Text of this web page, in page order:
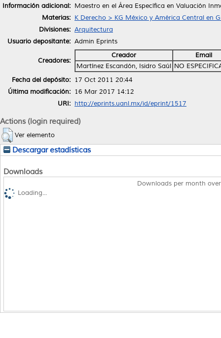
Información adicional: Maestro en el Área Específica en Valuación
Materias: K Derecho > KG México y América Central en
Divisiones: Arquitectura
Usuario depositante: Admin Eprints
Creadores:
Creador
Email
Martínez Escandón, Isidro Saúl NO
Fecha del depósito: 17 Oct 2011 20:44
Última modificación: 16 Mar 2017 14:12
URI: http://eprints.uanl.mx/id/eprint/1517
Actions (login required)
Ver elemento
Descargar estadísticas
Downloads
Downloads per month
Loading...